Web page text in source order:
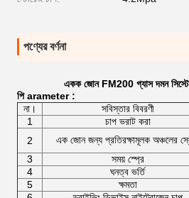
পণ্যের বর্ণনা
একক জোন FM200 গ্যাস দমন সিস্টেম
পি arameter :
না।
সবিস্তার বিবরণী
1
চাপ ভরাট করা
2
এক জোন জন্য প্রতিরক্ষামূলক অঞ্চলের
3
সময় স্প্রে
4
ঘনত্ব ভর্তি
5
ক্ষমতা